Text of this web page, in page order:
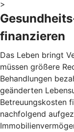
>
finanzieren
Das Leben bringt
müssen größere
Behandlungen
geänderten
Betreuungskosten
nachfolgend